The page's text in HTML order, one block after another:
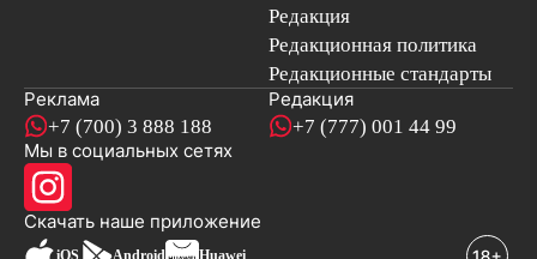
Редакция
Редакционная политика
Редакционные стандарты
Реклама
+7 (700) 3 888 188
Редакция
+7 (777) 001 44 99
Мы в социальных сетях
Скачать наше приложениеновостей
iOS Android Huawei